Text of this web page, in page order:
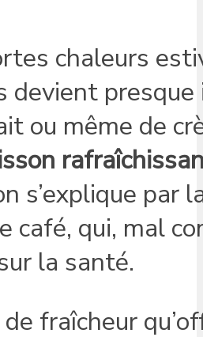
chaleurs
devient
ou même de
s’explique par
café, qui, mal
la santé.
fraîcheur